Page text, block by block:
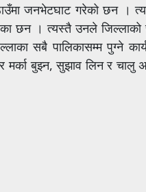
जनभेटघाटगरेको छन ।
छन । त्यस्तै उनले जिल्लाको
सबैपालिकासम्मपुग्ने
मर्का बुझ्न, सुझाव लिन र चालु